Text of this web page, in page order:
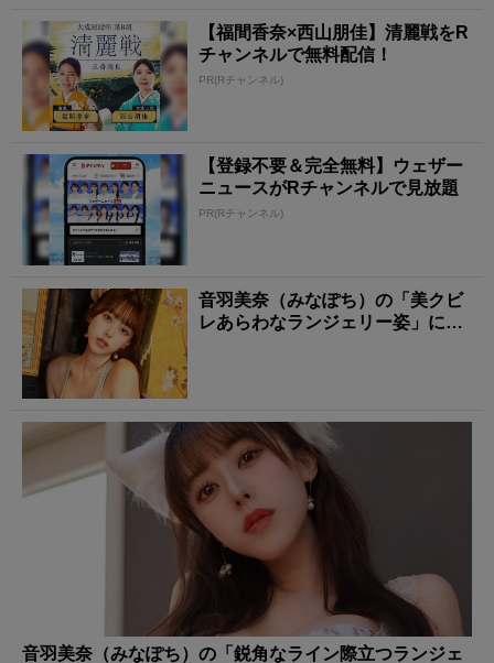
【福間香奈×西山朋佳】清麗戦をR
チャンネルで無料配信！
PR(Rチャンネル)
【登録不要＆完全無料】ウェザー
ニュースがRチャンネルで見放題
PR(Rチャンネル)
音羽美奈（みなぽち）の「美クビ
レあらわなランジェリー姿」にも
音羽美奈（みなぽち）の「鋭角なライン際立つランジェ